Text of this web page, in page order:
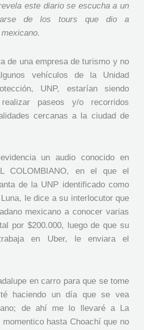
este diario se escucha a un
de los tours que dio a
de una empresa de turismo y no
vehículos de la Unidad
UNP, estarían siendo
paseos y/o recorridos
cercanas a la ciudad de
un audio conocido en
COLOMBIANO, en el que el
de la UNP identificado como
le dice a su interlocutor que
mexicano a conocer varias
por $200.000, luego de que su
en Uber, le enviara el
en carro para que se tome
haciendo un día que se vea
de ahí me lo llevaré a La
hasta Choachí que no